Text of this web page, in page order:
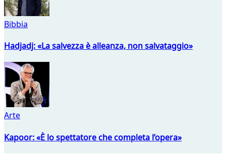
Bibbia
Hadjadj: «La salvezza è alleanza, non salvataggio»
Arte
Kapoor: «È lo spettatore che completa l’opera»